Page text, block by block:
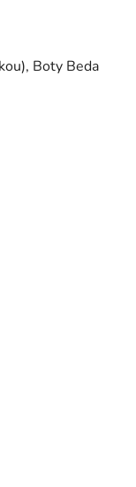
Boty Beda